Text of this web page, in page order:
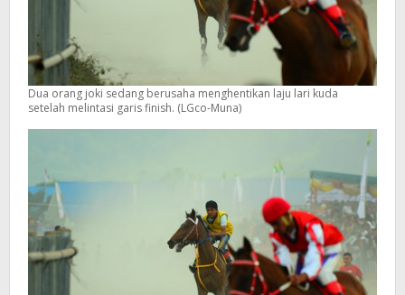
Dua orang joki sedang berusaha menghentikan laju lari kuda
setelah melintasi garis finish. (LGco-Muna)